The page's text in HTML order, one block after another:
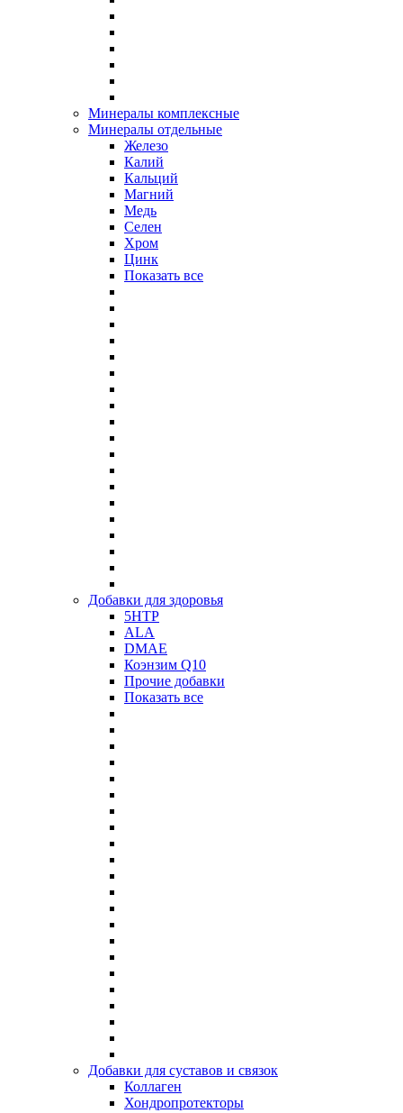
Минералы комплексные
Минералы отдельные
Железо
Калий
Кальций
Магний
Медь
Селен
Хром
Цинк
Показать все
Добавки для здоровья
5HTP
ALA
DMAE
Коэнзим Q10
Прочие добавки
Показать все
Добавки для суставов и связок
Коллаген
Хондропротекторы